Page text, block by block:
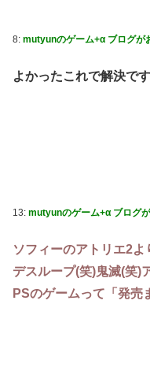
「創刻のファイアホイ
【画像】漫画・アニ
な疑問ｗｗｗｗ
おでこ封印！中村アン
BYDの軽EV「ラッ
【種運命】ネオが結
8: mutyunのゲーム+α ブログが
よかったこれで解決で
13: mutyunのゲーム+α ブログが
ソフィーのアトリエ2
デスループ(笑)鬼滅(笑)
PSのゲームって「発売